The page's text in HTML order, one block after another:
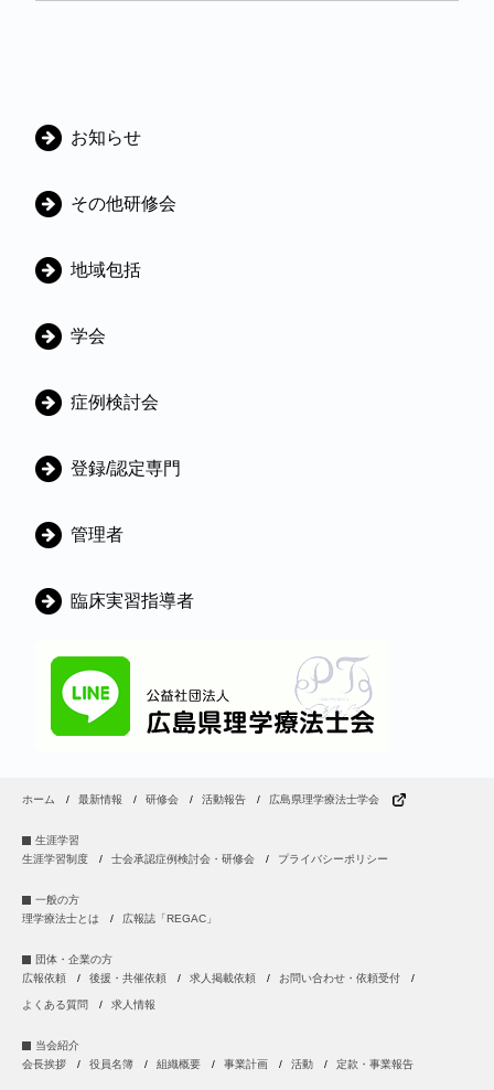
カ
ゴ
お知らせ
その他研修会
地域包括
学会
症例検討会
登録/認定専門
管理者
臨床実習指導者
ホーム 最新情報 研修会 活動報告 広島県理学療法士学会
生涯学習
生涯学習制度
士会承認症例検討会・研修会 プライバシーポリシー
一般の方
理学療法士とは
広報誌「REGAC」
団体・企業の方
広報依頼
後援・共催依頼 求人掲載依頼 お問い合わせ・依頼受付
よくある質問 求人情報
当会紹介
会長挨拶
役員名簿 組織概要 事業計画 活動 定款・事業報告